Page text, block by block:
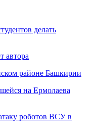
делать
автора
районе Башкирии
на Ермолаева
роботов ВСУ в